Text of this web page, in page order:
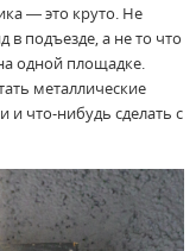
— это круто. Не
подъезде, а не то что
одной площадке.
металлические
что-нибудь сделать с